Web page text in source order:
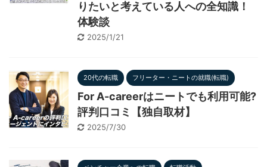
りたいと考えている人への全知識！
体験談
2025/1/21
20代の転職 フリーター・ニートの就職(転職)
For A-careerはニートでも利用可能?
評判口コミ【独自取材】
2025/7/30